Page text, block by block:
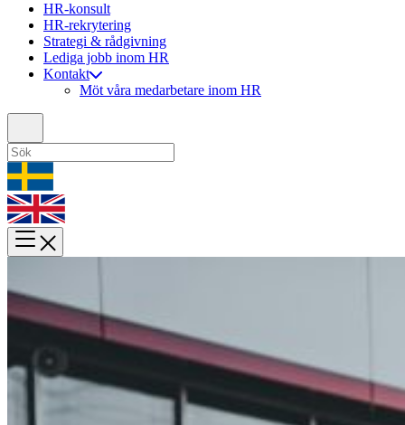
HR-konsult
HR-rekrytering
Strategi & rådgivning
Lediga jobb inom HR
Kontakt
Möt våra medarbetare inom HR